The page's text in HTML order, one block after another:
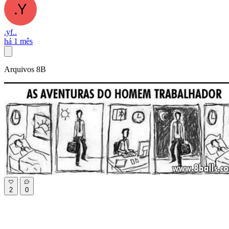
.yf..
há 1 mês
Arquivos 8B
2 0